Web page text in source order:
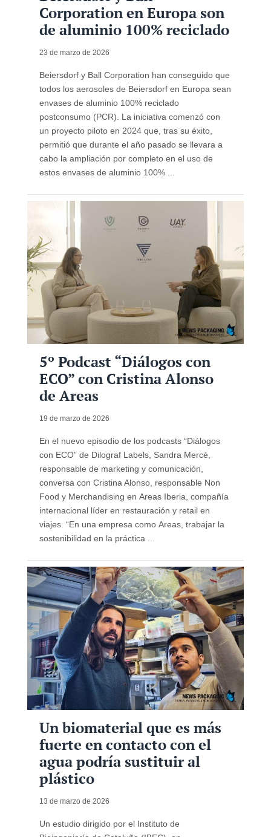
Corporation en Europa son
de aluminio 100% reciclado
23 de marzo de 2026
Beiersdorf y Ball Corporation han conseguido que
todos los aerosoles de Beiersdorf en Europa sean
envases de aluminio 100% reciclado
postconsumo (PCR). La iniciativa comenzó con
un proyecto piloto en 2024 que, tras su éxito,
permitió que durante el año pasado se llevara a
cabo la ampliación por completo en el uso de
estos envases de aluminio 100% ...
5º Podcast “Diálogos con
ECO” con Cristina Alonso
de Areas
19 de marzo de 2026
En el nuevo episodio de los podcasts “Diálogos
con ECO” de Dilograf Labels, Sandra Mercé,
responsable de marketing y comunicación,
conversa con Cristina Alonso, responsable Non
Food y Merchandising en Areas Iberia, compañía
internacional líder en restauración y retail en
viajes. “En una empresa como Areas, trabajar la
sostenibilidad en la práctica ...
Un biomaterial que es más
fuerte en contacto con el
agua podría sustituir al
plástico
13 de marzo de 2026
Un estudio dirigido por el Instituto de